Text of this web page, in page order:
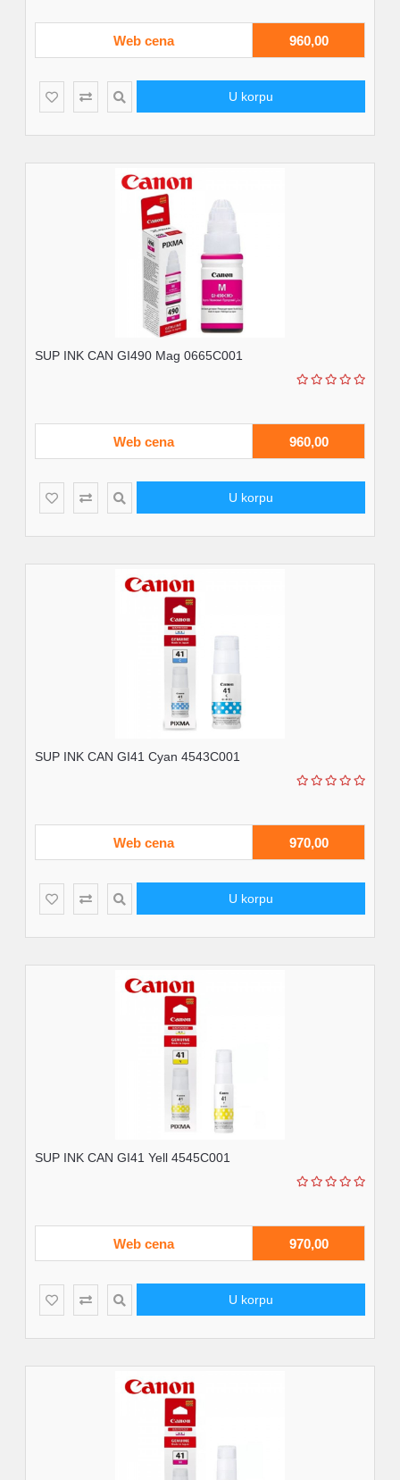
Web cena 960,00
U korpu
SUP INK CAN GI490 Mag 0665C001
Web cena 960,00
U korpu
SUP INK CAN GI41 Cyan 4543C001
Web cena 970,00
U korpu
SUP INK CAN GI41 Yell 4545C001
Web cena 970,00
U korpu